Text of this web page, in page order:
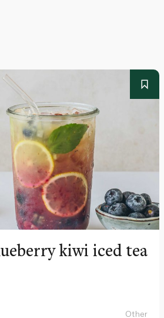
kiwi iced tea
Other